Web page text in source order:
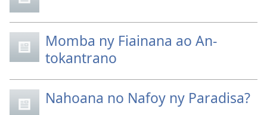
Momba ny Fiainana ao An-
tokantrano
Nahoana no Nafoy ny Paradisa?